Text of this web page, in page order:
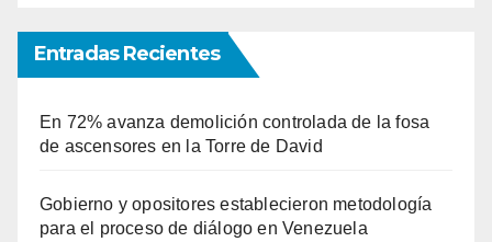
Entradas Recientes
En 72% avanza demolición controlada de la fosa
de ascensores en la Torre de David
Gobierno y opositores establecieron metodología
para el proceso de diálogo en Venezuela